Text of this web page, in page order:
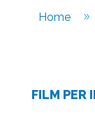
Home 9
FILM PER